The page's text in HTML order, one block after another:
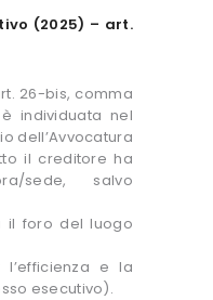
(2025) – art.
26-bis, comma
individuata nel
dell’Avvocatura
il creditore ha
sede, salvo
il foro del luogo
l’efficienza e la
esecutivo).